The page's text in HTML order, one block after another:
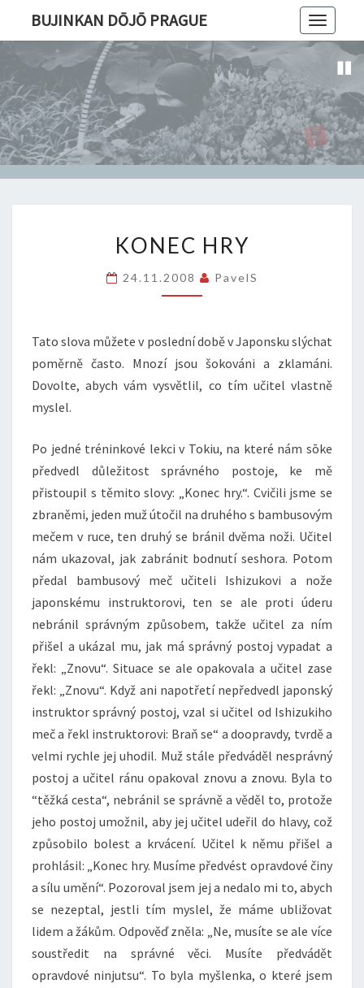
Toggle
BUJINKAN DŌJŌ PRAGUE
HRY
KONEC HRY
24.11.2008 PavelS
Tato slova můžete v poslední době v Japonsku slýchat
poměrně často. Mnozí jsou šokováni a zklamáni.
Dovolte, abych vám vysvětlil, co tím učitel vlastně
myslel.
Po jedné tréninkové lekci v Tokiu, na které nám sōke
předvedl důležitost správného postoje, ke mě
přistoupil s těmito slovy: „Konec hry.“. Cvičili jsme se
zbraněmi, jeden muž útočil na druhého s bambusovým
mečem v ruce, ten druhý se bránil dvěma noži. Učitel
nám ukazoval, jak zabránit bodnutí seshora. Potom
předal bambusový meč učiteli Ishizukovi a nože
japonskému instruktorovi, ten se ale proti úderu
nebránil správným způsobem, takže učitel za ním
přišel a ukázal mu, jak má správný postoj vypadat a
řekl: „Znovu“. Situace se ale opakovala a učitel zase
řekl: „Znovu“. Když ani napotřetí nepředvedl japonský
instruktor správný postoj, vzal si učitel od Ishizukiho
meč a řekl instruktorovi: Braň se“ a doopravdy, tvrdě a
velmi rychle jej uhodil. Muž stále předváděl nesprávný
postoj a učitel ránu opakoval znovu a znovu. Byla to
“těžká cesta“, nebránil se správně a věděl to, protože
jeho postoj umožnil, aby jej učitel udeřil do hlavy, což
způsobilo bolest a krvácení. Učitel k němu přišel a
prohlásil: „Konec hry. Musíme předvést opravdové činy
a sílu umění“. Pozoroval jsem jej a nedalo mi to, abych
se nezeptal, jestli tím myslel, že máme ubližovat
lidem a žákům. Odpověď zněla: „Ne, musíte se ale více
soustředit na správné věci. Musíte předvádět
opravdové ninjutsu“. To byla myšlenka, o které jsem